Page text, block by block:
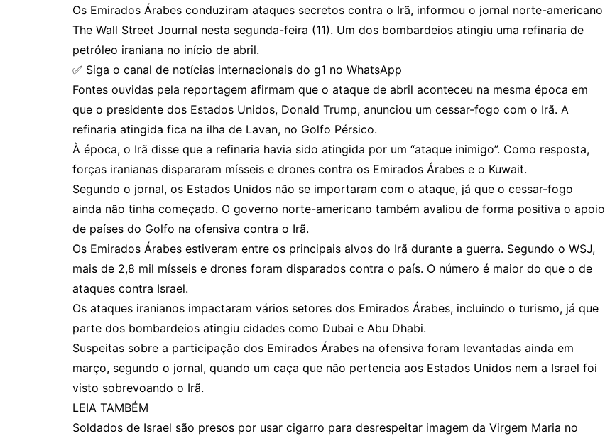
Os Emirados Árabes conduziram ataques secretos contra o Irã, informou o jornal norte-americano
The Wall Street Journal nesta segunda-feira (11). Um dos bombardeios atingiu uma refinaria de
petróleo iraniana no início de abril.
✅ Siga o canal de notícias internacionais do g1 no WhatsApp
Fontes ouvidas pela reportagem afirmam que o ataque de abril aconteceu na mesma época em
que o presidente dos Estados Unidos, Donald Trump, anunciou um cessar-fogo com o Irã. A
refinaria atingida fica na ilha de Lavan, no Golfo Pérsico.
À época, o Irã disse que a refinaria havia sido atingida por um “ataque inimigo”. Como resposta,
forças iranianas dispararam mísseis e drones contra os Emirados Árabes e o Kuwait.
Segundo o jornal, os Estados Unidos não se importaram com o ataque, já que o cessar-fogo
ainda não tinha começado. O governo norte-americano também avaliou de forma positiva o apoio
de países do Golfo na ofensiva contra o Irã.
Os Emirados Árabes estiveram entre os principais alvos do Irã durante a guerra. Segundo o WSJ,
mais de 2,8 mil mísseis e drones foram disparados contra o país. O número é maior do que o de
ataques contra Israel.
Os ataques iranianos impactaram vários setores dos Emirados Árabes, incluindo o turismo, já que
parte dos bombardeios atingiu cidades como Dubai e Abu Dhabi.
Suspeitas sobre a participação dos Emirados Árabes na ofensiva foram levantadas ainda em
março, segundo o jornal, quando um caça que não pertencia aos Estados Unidos nem a Israel foi
visto sobrevoando o Irã.
LEIA TAMBÉM
Soldados de Israel são presos por usar cigarro para desrespeitar imagem da Virgem Maria no